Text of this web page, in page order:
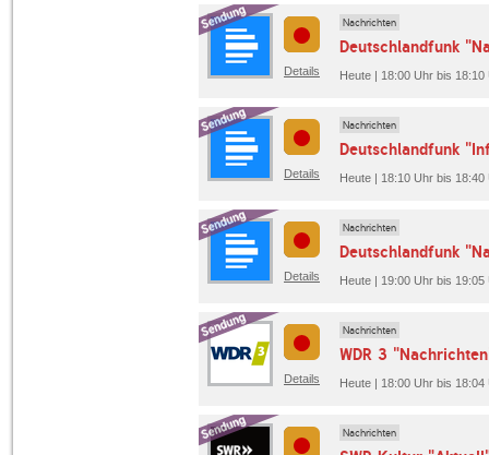
Details
Nachrichten
Deutschlandfunk
Heute | 18:00 Uhr bis
Details
Nachrichten
Deutschlandfunk
Heute | 18:10 Uhr bis
Details
Nachrichten
Deutschlandfunk
Heute | 19:00 Uhr bis
Details
Nachrichten
WDR 3
Heute | 18:00 Uhr bis 18:04
Nachrichten